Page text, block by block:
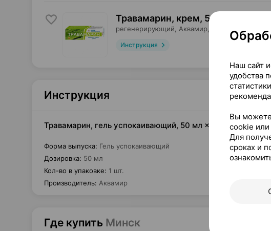
Травамарин, крем, 50 мл
регенерирующий, Аквамир
Инструкция
Инструкция
Травамарин, гель успокаивающий, 50 мл ×1, Аквамир
Форма выпуска: Гель успокаивающий
Дозировка: 50 мл
Кол-во в упаковке: 1 шт.
Производитель: Аквамир
Где купить Минск
Наш сайт
удобства
Вы можете
cookie или
Для
сроках и